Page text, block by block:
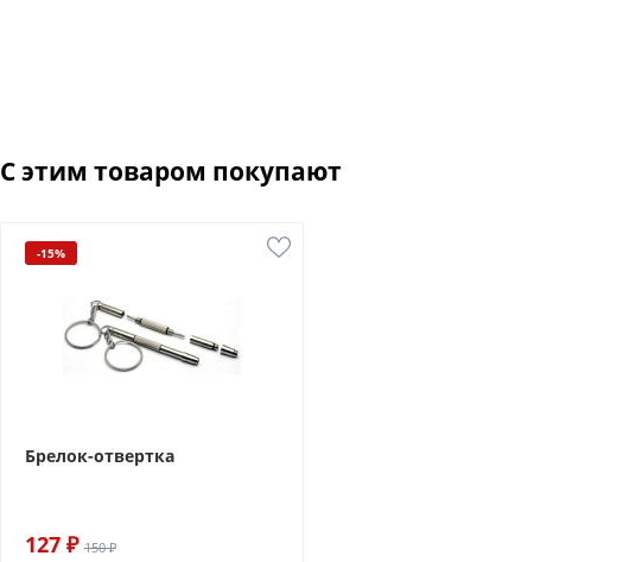
С этим товаром покупают
-15%
Брелок-отвертка
127 ₽ 150 ₽